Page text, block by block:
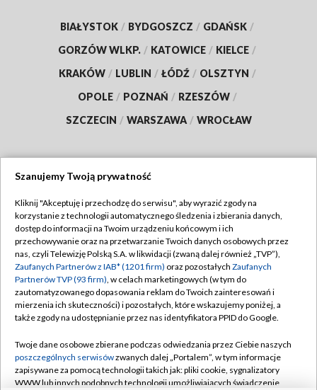
BIAŁYSTOK / BYDGOSZCZ / GDAŃSK /
GORZÓW WLKP. / KATOWICE / KIELCE /
KRAKÓW / LUBLIN / ŁÓDŹ / OLSZTYN /
OPOLE / POZNAŃ / RZESZÓW /
SZCZECIN / WARSZAWA / WROCŁAW
TVP
Abonament TVP
Emisja w TVP
Centrum informacji TVP
Naziemna Telewizja Cyfrowa
Rada Programowa
System NOS
Regulamin TVP
Polityka prywatności
Moje zgody
Pomoc
Kontakt
Szanujemy Twoją prywatność
Kliknij "Akceptuję i przechodzę do serwisu", aby wyrazić zgody na
korzystanie z technologii automatycznego śledzenia i zbierania danych,
dostęp do informacji na Twoim urządzeniu końcowym i ich
przechowywanie oraz na przetwarzanie Twoich danych osobowych przez
nas, czyli Telewizję Polską S.A. w likwidacji (zwaną dalej również „TVP”),
Zaufanych Partnerów z IAB* (1201 firm) oraz pozostałych Zaufanych
Partnerów TVP (93 firm), w celach marketingowych (w tym do
zautomatyzowanego dopasowania reklam do Twoich zainteresowań i
mierzenia ich skuteczności) i pozostałych, które wskazujemy poniżej, a
także zgody na udostępnianie przez nas identyfikatora PPID do Google.
Twoje dane osobowe zbierane podczas odwiedzania przez Ciebie naszych
poszczególnych serwisówzwanych dalej „Portalem”, w tym informacje
zapisywane za pomocą technologii takich jak: pliki cookie, sygnalizatory
WWW lub innych podobnych technologii umożliwiających świadczenie